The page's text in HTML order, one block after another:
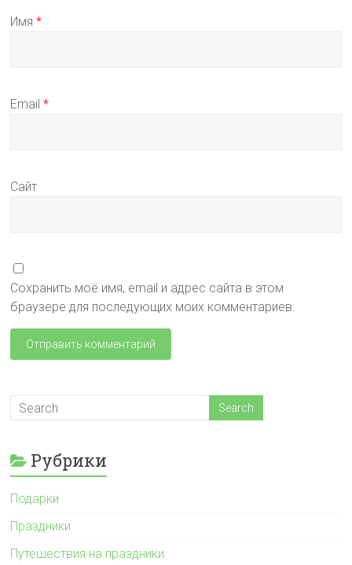
Имя*
Email*
Сайт
Сохранить моё имя, email и адрес сайта в этом
браузере для последующих моих комментариев.
Рубрики
Подарки
Праздники
Путешествия на праздники